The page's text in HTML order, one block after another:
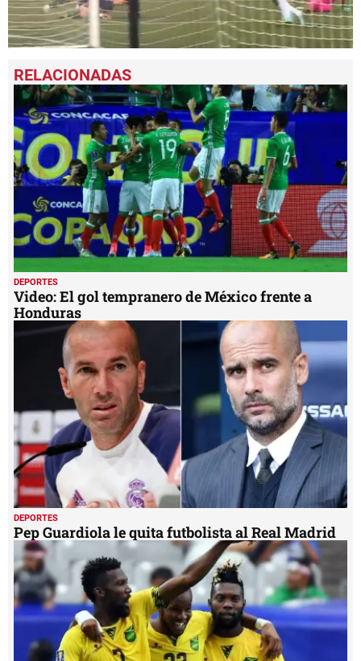
seconds
of
minutes,
49
seconds
DEPORTES
Video: El gol tempranero de México frente a
Honduras
DEPORTES
Pep Guardiola le quita futbolista al Real Madrid